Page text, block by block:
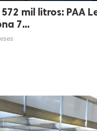
572 mil litros: PAA
7...